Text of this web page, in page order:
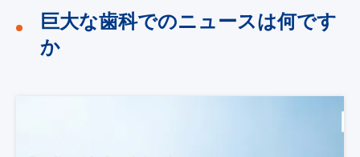
巨大な歯科でのニュースは何です
か